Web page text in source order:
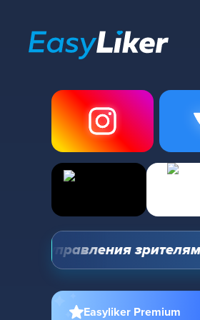
управления зрителями
Easyliker Premium